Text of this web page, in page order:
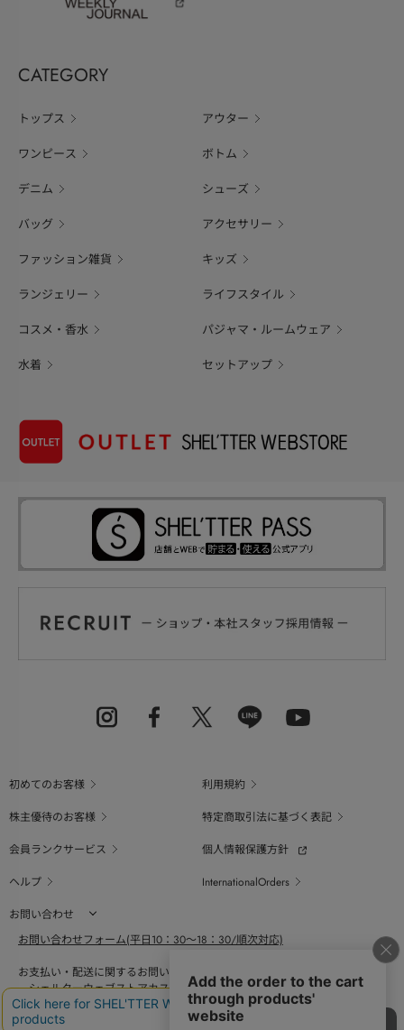
CATEGORY
トップス アウター
ワンピース ボトム
デニム シューズ
バッグ アクセサリー
ファッション雑貨 キッズ
ランジェリー ライフスタイル
コスメ・香水 パジャマ・ルームウェア
水着 セットアップ
初めてのお客様
利用規約
株主優待のお客様
特定商取引法に基づく表記
会員ランクサービス
個人情報保護方針
ヘルプ
InternationalOrders
お問い合わせ
お問い合わせフォーム(平日10：30～18：30/順次対応)
お支払い・配送に関するお問い合わせ（平日10：30～18：00）
シェルターウェブストアカスタマーセンター
0800-123-6820
商品の素材、サイズ、仕様等に関するお問い合せ（平日10：30～18：00）